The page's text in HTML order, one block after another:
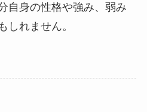
自身の性格や強み、弱み
しれません。